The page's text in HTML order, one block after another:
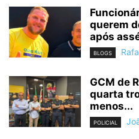
querem
após
BLOGS
GCM de
quarta
menos...
POLICIAL